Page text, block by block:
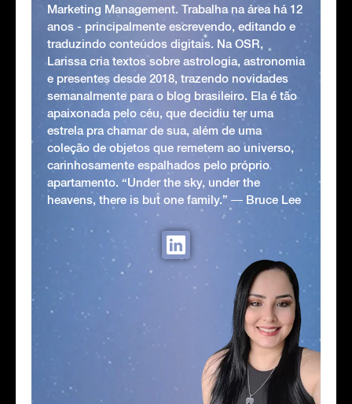
Marketing Management. Trabalha na área há 12
anos - principalmente escrevendo, editando e
traduzindo conteúdos digitais. Na OSR,
Larissa cria textos sobre astrologia, astronomia
e presentes desde 2018, trazendo novidades
semanalmente para o blog brasileiro. Ela é tão
apaixonada pelo céu, que decidiu ter uma
estrela pra chamar de sua, além de uma
coleção de objetos que remetem ao universo,
carinhosamente espalhados pelo próprio
apartamento. “Under the sky, under the
heavens, there is but one family.” ― Bruce Lee